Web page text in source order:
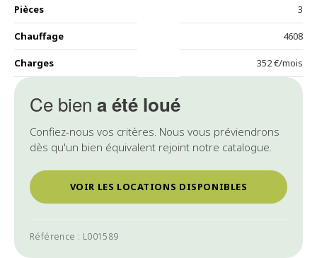
Ce bien a été loué
Confiez-nous vos critères. Nous vous préviendrons
dès qu'un bien équivalent rejoint notre catalogue.
VOIR LES LOCATIONS DISPONIBLES
Référence : L001589
Pièces 3
Chauffage 4608
Charges 352 €/mois